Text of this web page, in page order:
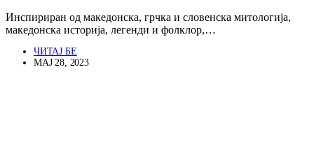
Инспириран од македонска, грчка и словенска митологија,
македонска историја, легенди и фолклор,…
ЧИТАЈ БЕ
МАЈ 28, 2023